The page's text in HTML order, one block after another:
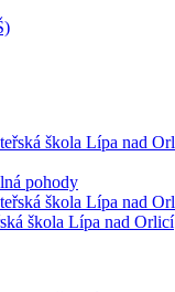
pohody
škola Lípa nad Orlicí